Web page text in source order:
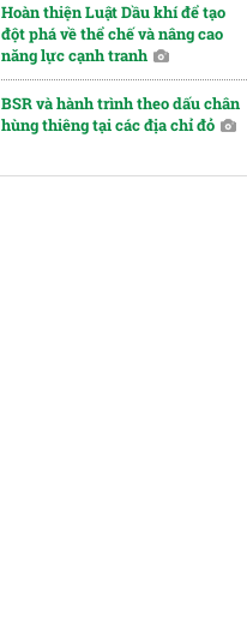
Hoàn thiện Luật Dầu khí để tạo
đột phá về thể chế và nâng cao
năng lực cạnh tranh
BSR và hành trình theo dấu chân
hùng thiêng tại các địa chỉ đỏ